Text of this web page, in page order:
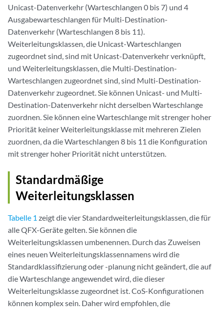
Unicast-Datenverkehr (Warteschlangen 0 bis 7) und 4
Ausgabewarteschlangen für Multi-Destination-
Datenverkehr (Warteschlangen 8 bis 11).
Weiterleitungsklassen, die Unicast-Warteschlangen
zugeordnet sind, sind mit Unicast-Datenverkehr verknüpft,
und Weiterleitungsklassen, die Multi-Destination-
Warteschlangen zugeordnet sind, sind Multi-Destination-
Datenverkehr zugeordnet. Sie können Unicast- und Multi-
Destination-Datenverkehr nicht derselben Warteschlange
zuordnen. Sie können eine Warteschlange mit strenger hoher
Priorität keiner Weiterleitungsklasse mit mehreren Zielen
zuordnen, da die Warteschlangen 8 bis 11 die Konfiguration
mit strenger hoher Priorität nicht unterstützen.
Standardmäßige
Weiterleitungsklassen
Tabelle 1 zeigt die vier Standardweiterleitungsklassen, die für
alle QFX-Geräte gelten. Sie können die
Weiterleitungsklassen umbenennen. Durch das Zuweisen
eines neuen Weiterleitungsklassennamens wird die
Standardklassifizierung oder -planung nicht geändert, die auf
die Warteschlange angewendet wird, die dieser
Weiterleitungsklasse zugeordnet ist. CoS-Konfigurationen
können komplex sein. Daher wird empfohlen, die